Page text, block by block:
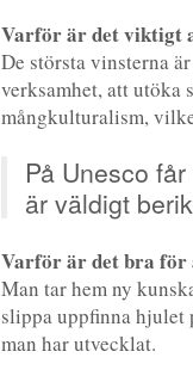
Varför är det viktigt
De största vinsterna
verksamhet, att utöka
mångkulturalism,
På Unesco
är väldigt
Varför är det bra för
Man tar hem ny
slippa uppfinna hjulet
man har utvecklat.